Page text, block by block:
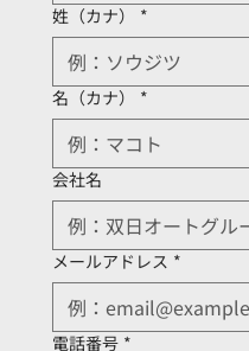
姓（カナ） *
名（カナ） *
会社名
メールアドレス *
電話番号 *